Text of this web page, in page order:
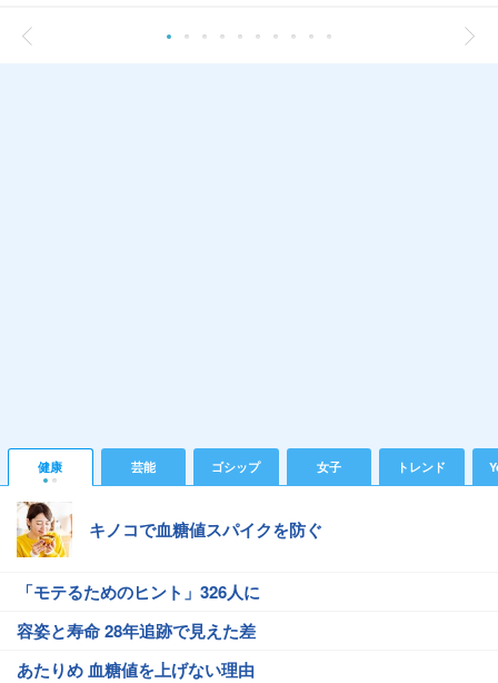
健康 芸能 ゴシップ 女子 トレンド
キノコで血糖値スパイクを防ぐ
「モテるためのヒント」326人に
容姿と寿命 28年追跡で見えた差
あたりめ 血糖値を上げない理由